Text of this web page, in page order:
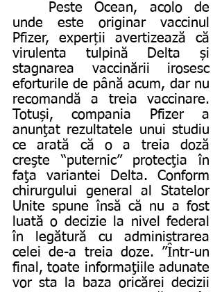
unde este originar vaccinul
Pfizer, experții avertizează că
virulenta tulpină Delta și
stagnarea vaccinării irosesc
eforturile de până acum, dar nu
recomandă a treia vaccinare.
Totuși, compania Pfizer a
anunţat rezultatele unui studiu
ce arată că o a treia doză
creşte “puternic” protecţia în
faţa variantei Delta. Conform
chirurgului general al Statelor
Unite spune însă că nu a fost
luată o decizie la nivel federal
în legătură cu administrarea
celei de-a treia doze. ”Într-un
final, toate informaţiile adunate
vor sta la baza oricărei decizii